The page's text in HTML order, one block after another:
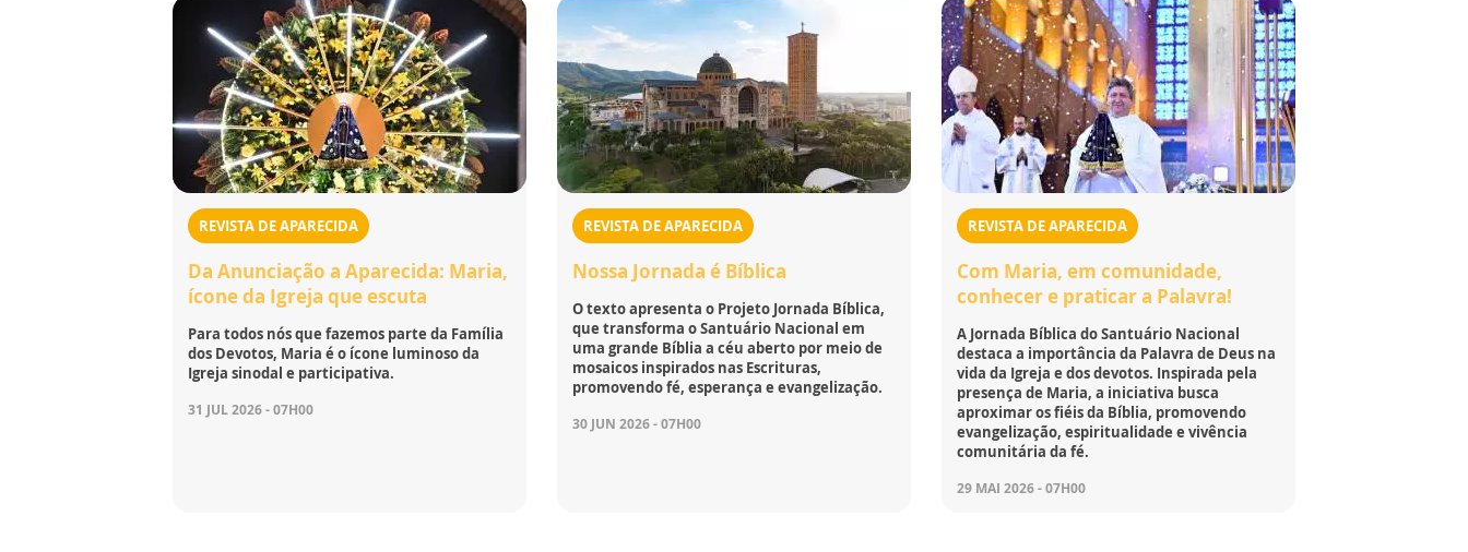
REVISTA DE APARECIDA
Da Anunciação a Aparecida: Maria,
ícone da Igreja que escuta
Para todos nós que fazemos parte da Família
dos Devotos, Maria é o ícone luminoso da
Igreja sinodal e participativa.
31 JUL 2026 - 07H00
REVISTA DE APARECIDA
Nossa Jornada é Bíblica
O texto apresenta o Projeto Jornada Bíblica,
que transforma o Santuário Nacional em
uma grande Bíblia a céu aberto por meio de
mosaicos inspirados nas Escrituras,
promovendo fé, esperança e evangelização.
30 JUN 2026 - 07H00
REVISTA DE APARECIDA
Com Maria, em comunidade,
conhecer e praticar a Palavra!
A Jornada Bíblica do Santuário Nacional
destaca a importância da Palavra de Deus na
vida da Igreja e dos devotos. Inspirada pela
presença de Maria, a iniciativa busca
aproximar os fiéis da Bíblia, promovendo
evangelização, espiritualidade e vivência
comunitária da fé.
29 MAI 2026 - 07H00